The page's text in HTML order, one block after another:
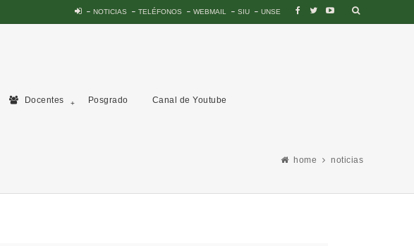
NOTICIAS TELÉFONOS WEBMAIL SIU UNSE
Docentes Posgrado Canal de Youtube
home noticias